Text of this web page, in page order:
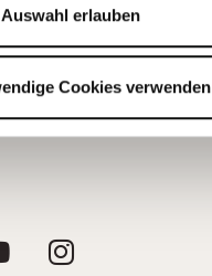
Auswahl erlauben
Cookies verwenden
Bundesland